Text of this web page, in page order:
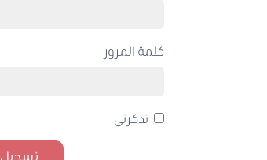
كلمة المرور
تذكرنى